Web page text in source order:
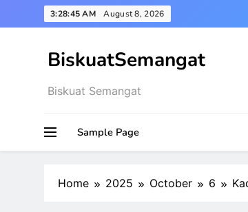
to
3:28:46 AM August 8, 2026
BiskuatSemangat
Biskuat Semangat
Sample Page
Home 2025 October 6